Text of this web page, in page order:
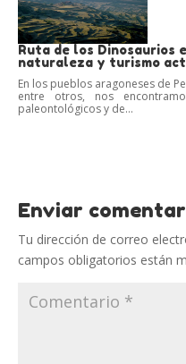
Ruta de los Dinosaurios
naturaleza y turismo
En los pueblos aragoneses de
entre otros, nos
paleontológicos y de...
Enviar
Tu dirección de correo
campos obligatorios están